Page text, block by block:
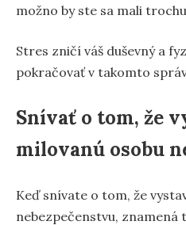
možno by ste sa mali
Stres zničí váš duševný a
pokračovať v takomto
Snívať o tom, že
milovanú osobu
Keď snívate o tom, že
nebezpečenstvu, znamená